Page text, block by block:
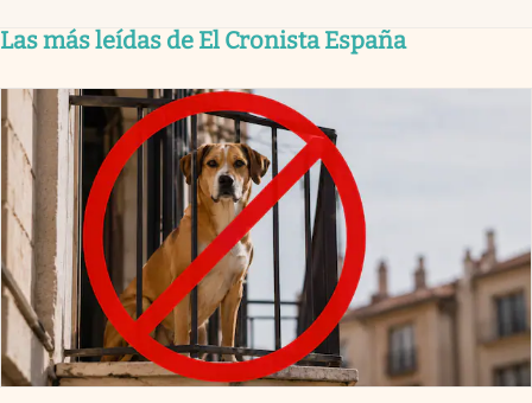
Las más leídas de El Cronista España